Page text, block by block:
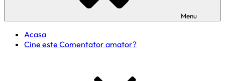
Menu
Acasa
Cine este Comentator amator?